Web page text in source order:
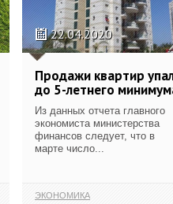
22.04.2020
Продажи квартир
до 5-летнего
Из данных отчета главного
экономиста министерства
финансов следует, что в
марте число...
ЭКОНОМИКА